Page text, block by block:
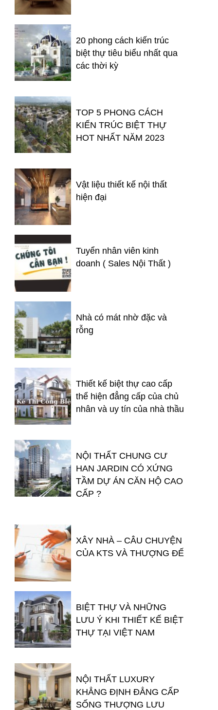
20 phong cách kiến trúc
biệt thự tiêu biểu nhất qua
các thời kỳ
TOP 5 PHONG CÁCH
KIẾN TRÚC BIỆT THỰ
HOT NHẤT NĂM 2023
Vật liệu thiết kế nội thất
hiện đại
Tuyển nhân viên kinh
doanh ( Sales Nội Thất )
Nhà có mát nhờ đặc và
rỗng
Thiết kế biệt thự cao cấp
thể hiện đẳng cấp của chủ
nhân và uy tín của nhà thầu
NỘI THẤT CHUNG CƯ
HAN JARDIN CÓ XỨNG
TẦM DỰ ÁN CĂN HỘ CAO
CẤP ?
XÂY NHÀ – CÂU CHUYỆN
CỦA KTS VÀ THƯỢNG ĐẾ
BIỆT THỰ VÀ NHỮNG
LƯU Ý KHI THIẾT KẾ BIỆT
THỰ TẠI VIỆT NAM
NỘI THẤT LUXURY
KHẲNG ĐỊNH ĐẲNG CẤP
SỐNG THƯỢNG LƯU